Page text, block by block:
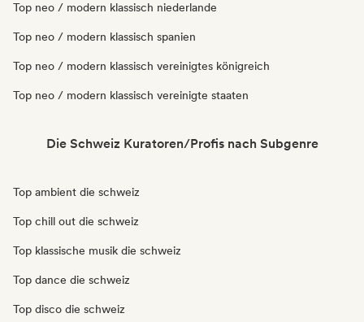
Top neo / modern klassisch niederlande
Top neo / modern klassisch spanien
Top neo / modern klassisch vereinigtes königreich
Top neo / modern klassisch vereinigte staaten
Die Schweiz Kuratoren/Profis nach Subgenre
Top ambient die schweiz
Top chill out die schweiz
Top klassische musik die schweiz
Top dance die schweiz
Top disco die schweiz